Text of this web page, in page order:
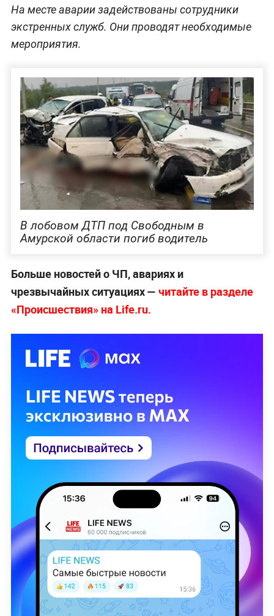
На месте аварии задействованы сотрудники
экстренных служб. Они проводят необходимые
мероприятия.
В лобовом ДТП под Свободным в
Амурской области погиб водитель
Больше новостей о ЧП, авариях и
чрезвычайных ситуациях — читайте в разделе
«Происшествия» на Life.ru.